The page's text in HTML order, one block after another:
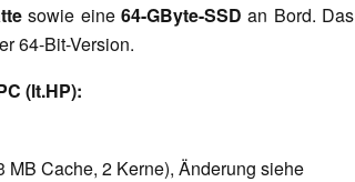
sowie eine 64-GByte-SSD an Bord. Das
64-Bit-Version.
(lt.HP):
MB Cache, 2 Kerne), Änderung siehe